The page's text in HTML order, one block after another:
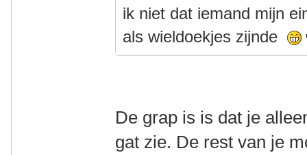
ik niet dat iemand mijn
als wieldoekjes zijnde
De grap is is dat je
gat zie. De rest van je